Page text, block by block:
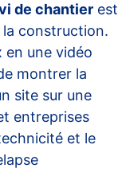
de chantier est
la construction.
en une vidéo
montrer la
site sur une
entreprises
et le